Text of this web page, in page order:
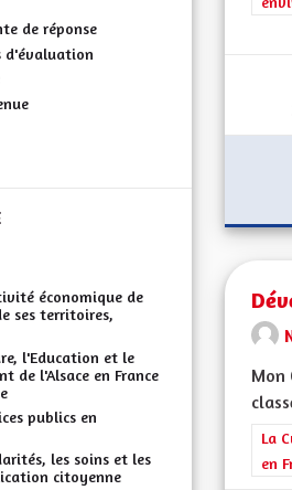
de réponse
d'évaluation
économique de
ses territoires,
l'Education et le
de l'Alsace en France
publics en
les soins et les
citoyenne
Mon
La
en